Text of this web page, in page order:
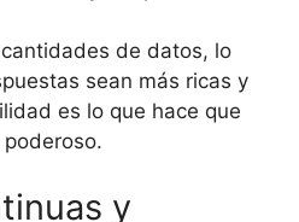
de datos, lo
sean más ricas y
es lo que hace que
y